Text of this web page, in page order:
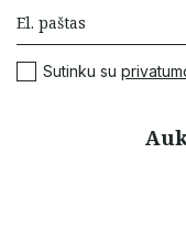
Sutinku su